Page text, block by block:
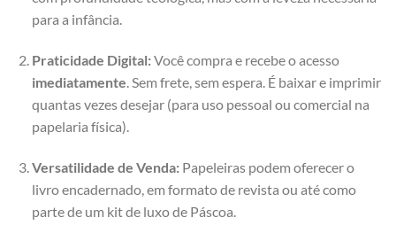
para a infância.
Praticidade Digital:Você compra e recebe o acesso
imediatamente. Sem frete, sem espera. É baixar e imprimir
quantas vezes desejar (para uso pessoal ou comercial na
papelaria física).
Versatilidade de Venda:Papeleiras podem oferecer o
livro encadernado, em formato de revista ou até como
parte de um kit de luxo de Páscoa.